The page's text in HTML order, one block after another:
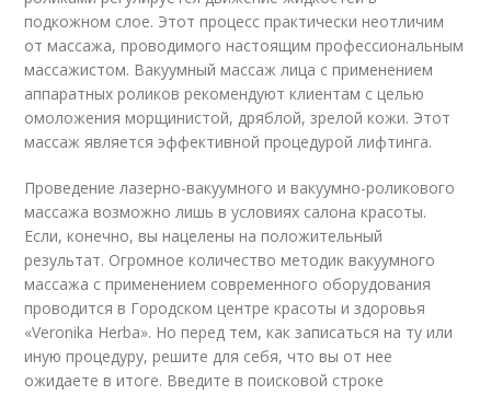
подкожном слое. Этот процесс практически неотличим
от массажа, проводимого настоящим профессиональным
массажистом. Вакуумный массаж лица с применением
аппаратных роликов рекомендуют клиентам с целью
омоложения морщинистой, дряблой, зрелой кожи. Этот
массаж является эффективной процедурой лифтинга.
Проведение лазерно-вакуумного и вакуумно-роликового
массажа возможно лишь в условиях салона красоты.
Если, конечно, вы нацелены на положительный
результат. Огромное количество методик вакуумного
массажа с применением современного оборудования
проводится в Городском центре красоты и здоровья
«Veronika Herba». Но перед тем, как записаться на ту или
иную процедуру, решите для себя, что вы от нее
ожидаете в итоге. Введите в поисковой строке